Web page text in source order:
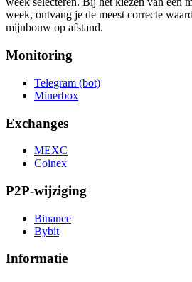
week, ontvang je de meest correcte
mijnbouw op afstand.
Monitoring
Telegram (bot)
Minerbox
Exchanges
MEXC
Coinex
P2P-wijziging
Binance
Bybit
Informatie